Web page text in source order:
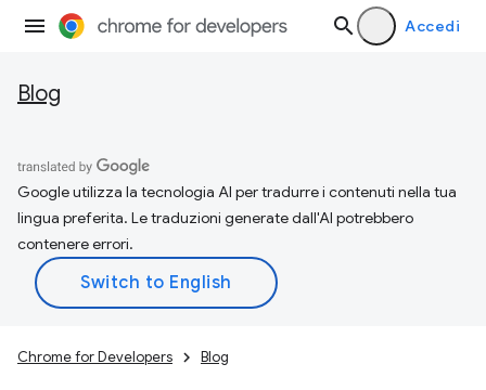
Accedi
Blog
Google utilizza la tecnologia AI per tradurre i contenuti nella tua
lingua preferita. Le traduzioni generate dall'AI potrebbero
contenere errori.
Chrome for Developers Blog